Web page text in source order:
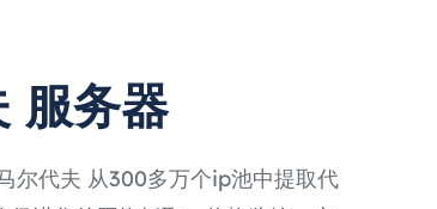
服务器
尔代夫 从300多万个ip池中提取代